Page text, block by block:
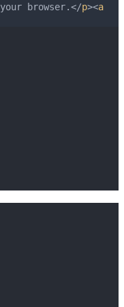
browser.</p><a